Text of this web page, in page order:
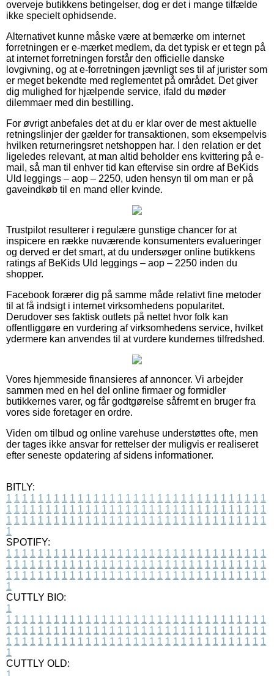
overveje butikkens betingelser, dog er det i mange tilfælde
ikke specielt ophidsende.
Alternativet kunne måske være at bemærke om internet
forretningen er e-mærket medlem, da det typisk er et tegn på
at internet forretningen forstår den officielle danske
lovgivning, og at e-forretningen jævnligt ses til af jurister som
er meget bekendte med reglementet på området. Det giver
dig mulighed for hjælpende service, ifald du møder
dilemmaer med din bestilling.
For øvrigt anbefales det at du er klar over de mest aktuelle
retningslinjer der gælder for transaktionen, som eksempelvis
hvilken returneringsret netshoppen har. I den relation er det
ligeledes relevant, at man altid beholder ens kvittering på e-
mail, så man til enhver tid kan eftervise sin ordre af BeKids
Uld leggings – aop – 2250, uden hensyn til om man er på
gaveindkøb til en mand eller kvinde.
Trustpilot resulterer i regulære gunstige chancer for at
inspicere en række nuværende konsumenters evalueringer
og derved er det smart, at du undersøger online butikkens
ratings af BeKids Uld leggings – aop – 2250 inden du
shopper.
Facebook forærer dig på samme måde relativt fine metoder
til at få indsigt i internet virksomhedens popularitet.
Derudover ses faktisk outlets på nettet hvor folk kan
offentliggøre en vurdering af virksomhedens service, hvilket
ydermere kan anvendes til at vurdere kundernes tilfredshed.
Vores hjemmeside finansieres af annoncer. Vi arbejder
sammen med en hel del online firmaer og formidler
butikkernes varer, og får godtgørelse såfremt en bruger fra
vores side foretager en ordre.
Viden om tilbud og online varehuse understøttes ofte, men
der tages ikke ansvar for rettelser der muligvis er realiseret
efter seneste opdatering af sidens informationer.
BITLY:
1 1 1 1 1 1 1 1 1 1 1 1 1 1 1 1 1 1 1 1 1 1 1 1 1 1 1 1 1 1 1 1 1
1 1 1 1 1 1 1 1 1 1 1 1 1 1 1 1 1 1 1 1 1 1 1 1 1 1 1 1 1 1 1 1 1
1 1 1 1 1 1 1 1 1 1 1 1 1 1 1 1 1 1 1 1 1 1 1 1 1 1 1 1 1 1 1 1 1
1
SPOTIFY:
1 1 1 1 1 1 1 1 1 1 1 1 1 1 1 1 1 1 1 1 1 1 1 1 1 1 1 1 1 1 1 1 1
1 1 1 1 1 1 1 1 1 1 1 1 1 1 1 1 1 1 1 1 1 1 1 1 1 1 1 1 1 1 1 1 1
1 1 1 1 1 1 1 1 1 1 1 1 1 1 1 1 1 1 1 1 1 1 1 1 1 1 1 1 1 1 1 1 1
1
CUTTLY BIO:
1
1 1 1 1 1 1 1 1 1 1 1 1 1 1 1 1 1 1 1 1 1 1 1 1 1 1 1 1 1 1 1 1 1
1 1 1 1 1 1 1 1 1 1 1 1 1 1 1 1 1 1 1 1 1 1 1 1 1 1 1 1 1 1 1 1 1
1 1 1 1 1 1 1 1 1 1 1 1 1 1 1 1 1 1 1 1 1 1 1 1 1 1 1 1 1 1 1 1 1
1
CUTTLY OLD: